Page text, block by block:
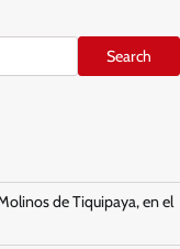
Search
de Tiquipaya, en el